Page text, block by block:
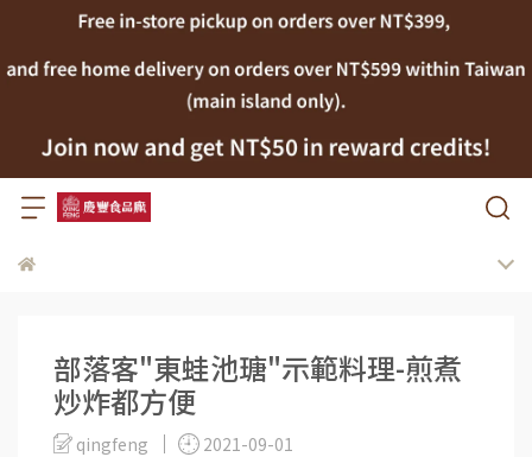
部落客"東蛙池瑭"示範料理-煎煮
炒炸都方便
qingfeng 2021-09-01